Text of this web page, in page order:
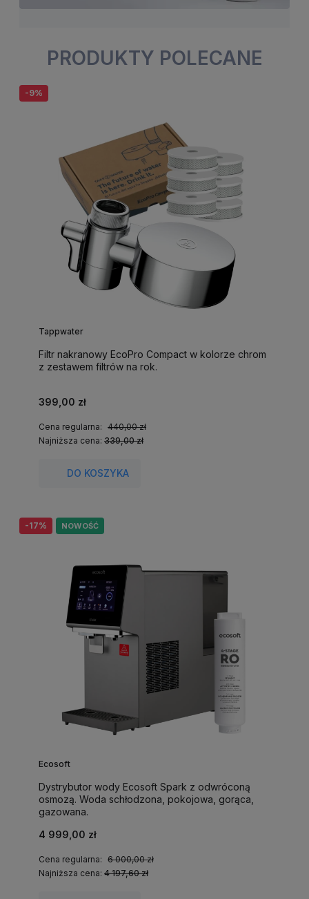
PRODUKTY POLECANE
Tappwater
Filtr nakranowy EcoPro Compact w kolorze chrom
z zestawem filtrów na rok.
399,00 zł
Cena regularna: 440,00 zł
Najniższa cena: 339,00 zł
DO KOSZYKA
-9%
Ecosoft
Dystrybutor wody Ecosoft Spark z odwróconą
osmozą. Woda schłodzona, pokojowa, gorąca,
gazowana.
4 999,00 zł
Cena regularna: 6 000,00 zł
Najniższa cena: 4 197,60 zł
-17% NOWOŚĆ